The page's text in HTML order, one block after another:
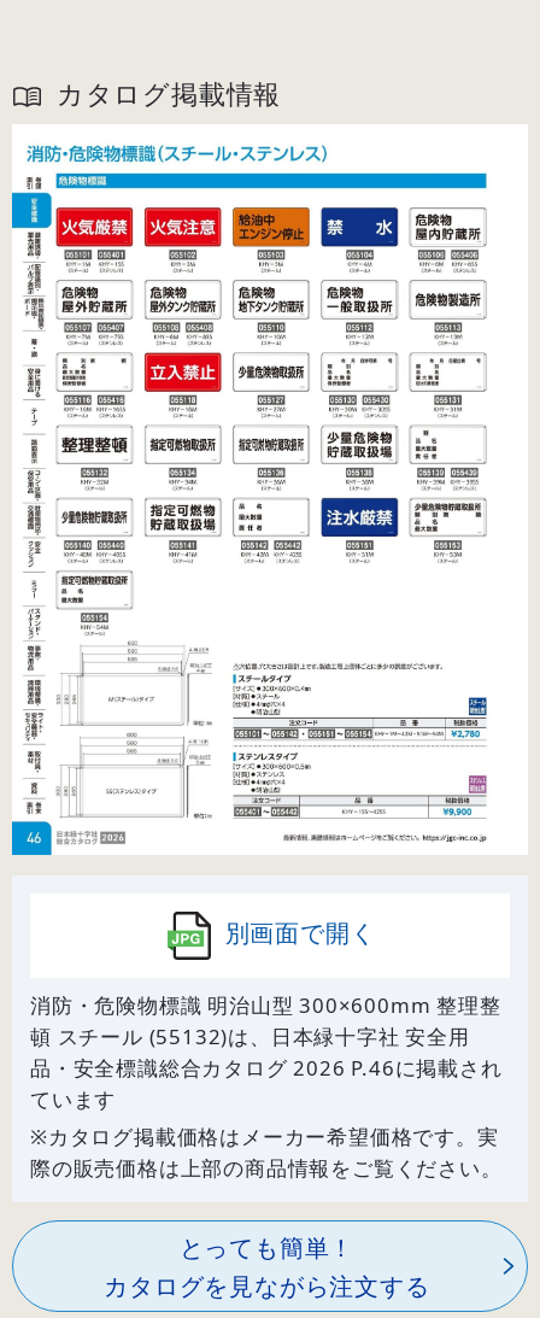
カタログ掲載情報
別画面で開く
消防・危険物標識 明治山型 300×600mm 整理整
頓 スチール (55132)は、日本緑十字社 安全用
品・安全標識総合カタログ 2026 P.46に掲載され
ています
※カタログ掲載価格はメーカー希望価格です。実
際の販売価格は上部の商品情報をご覧ください。
とっても簡単！
カタログを見ながら注文する